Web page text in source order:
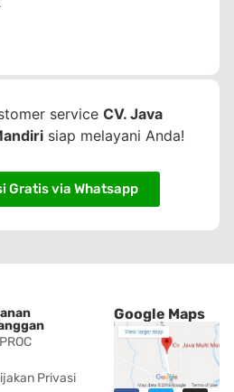
service CV. Java
siap melayani Anda!
Gratis via Whatsapp
Privasi
Google Maps